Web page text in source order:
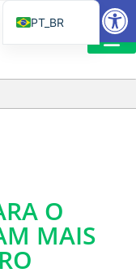
O
MAIS
PT_BR
IT